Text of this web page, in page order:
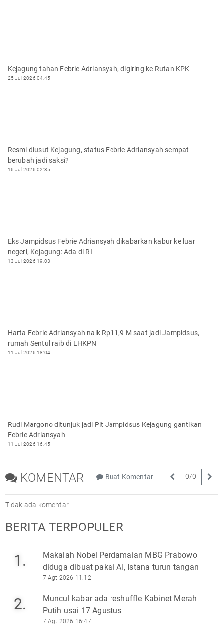
Kejagung tahan Febrie Adriansyah, digiring ke Rutan KPK
25 Jul 2026 04:45
Resmi diusut Kejagung, status Febrie Adriansyah sempat
berubah jadi saksi?
16 Jul 2026 02:35
Eks Jampidsus Febrie Adriansyah dikabarkan kabur ke luar
negeri, Kejagung: Ada di RI
13 Jul 2026 19:03
Harta Febrie Adriansyah naik Rp11,9 M saat jadi Jampidsus,
rumah Sentul raib di LHKPN
11 Jul 2026 18:04
Rudi Margono ditunjuk jadi Plt Jampidsus Kejagung gantikan
Febrie Adriansyah
11 Jul 2026 16:45
KOMENTAR Buat Komentar 0/0
Tidak ada komentar.
BERITA TERPOPULER
1.
Makalah Nobel Perdamaian MBG Prabowo
diduga dibuat pakai AI, Istana turun tangan
7 Agt 2026 11:12
2.
Muncul kabar ada reshuffle Kabinet Merah
Putih usai 17 Agustus
7 Agt 2026 16:47